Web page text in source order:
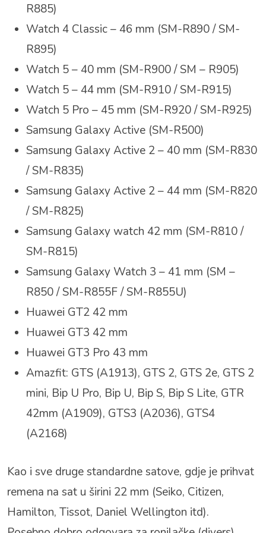
R885)
Watch 4 Classic – 46 mm (SM-R890 / SM-
R895)
Watch 5 – 40 mm (SM-R900 / SM – R905)
Watch 5 – 44 mm (SM-R910 / SM-R915)
Watch 5 Pro – 45 mm (SM-R920 / SM-R925)
Samsung Galaxy Active (SM-R500)
Samsung Galaxy Active 2 – 40 mm (SM-R830
/ SM-R835)
Samsung Galaxy Active 2 – 44 mm (SM-R820
/ SM-R825)
Samsung Galaxy watch 42 mm (SM-R810 /
SM-R815)
Samsung Galaxy Watch 3 – 41 mm (SM –
R850 / SM-R855F / SM-R855U)
Huawei GT2 42 mm
Huawei GT3 42 mm
Huawei GT3 Pro 43 mm
Amazfit: GTS (A1913), GTS 2, GTS 2e, GTS 2
mini, Bip U Pro, Bip U, Bip S, Bip S Lite, GTR
42mm (A1909), GTS3 (A2036), GTS4
(A2168)
Kao i sve druge standardne satove, gdje je prihvat
remena na sat u širini 22 mm (Seiko, Citizen,
Hamilton, Tissot, Daniel Wellington itd).